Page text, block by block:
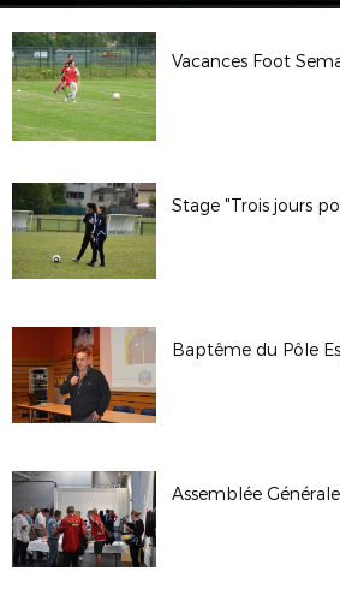
Vacances Foot
Baptême du Pôle
Assemblée